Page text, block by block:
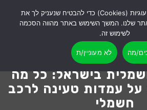
בישראל: כל מה
עמדות טעינה לרכב
חשמלי
אנו משתמשים בקובצי עוגיות (Cookies) כדי להבטיח שנעניק לך את
שלנו. המשך השימוש באתר מהווה הסכמה
לשימוש זה.
מה לא מעוניין/ת